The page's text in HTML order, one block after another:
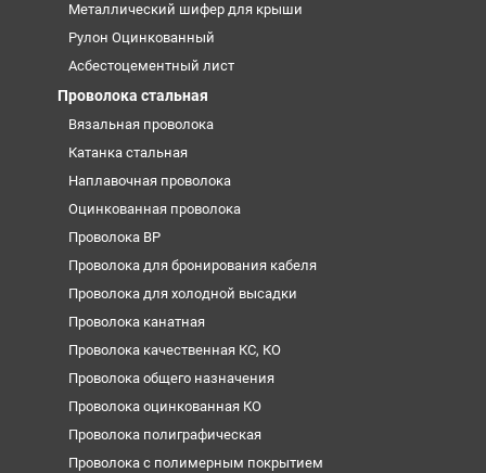
Металлический шифер для крыши
Рулон Оцинкованный
Асбестоцементный лист
Проволока стальная
Вязальная проволока
Катанка стальная
Наплавочная проволока
Оцинкованная проволока
Проволока ВР
Проволока для бронирования кабеля
Проволока для холодной высадки
Проволока канатная
Проволока качественная КС, КО
Проволока общего назначения
Проволока оцинкованная КО
Проволока полиграфическая
Проволока с полимерным покрытием